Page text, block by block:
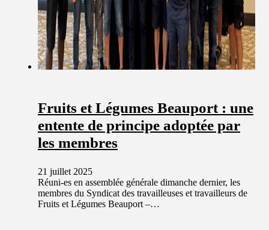
Fruits et Légumes Beauport : une
entente de principe adoptée par
les membres
21 juillet 2025
Réuni-es en assemblée générale dimanche dernier, les
membres du Syndicat des travailleuses et travailleurs de
Fruits et Légumes Beauport –…